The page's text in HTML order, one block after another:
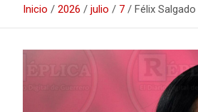
Inicio 2026 julio 7 Félix